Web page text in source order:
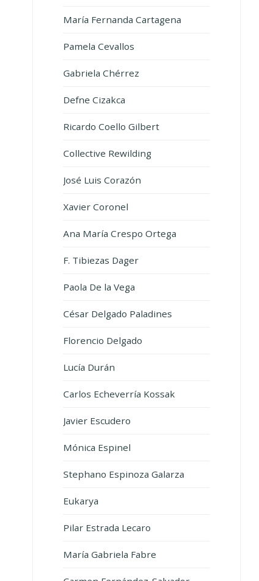
María Fernanda Cartagena
Pamela Cevallos
Gabriela Chérrez
Defne Cizakca
Ricardo Coello Gilbert
Collective Rewilding
José Luis Corazón
Xavier Coronel
Ana María Crespo Ortega
F. Tibiezas Dager
Paola De la Vega
César Delgado Paladines
Florencio Delgado
Lucía Durán
Carlos Echeverría Kossak
Javier Escudero
Mónica Espinel
Stephano Espinoza Galarza
Eukarya
Pilar Estrada Lecaro
María Gabriela Fabre